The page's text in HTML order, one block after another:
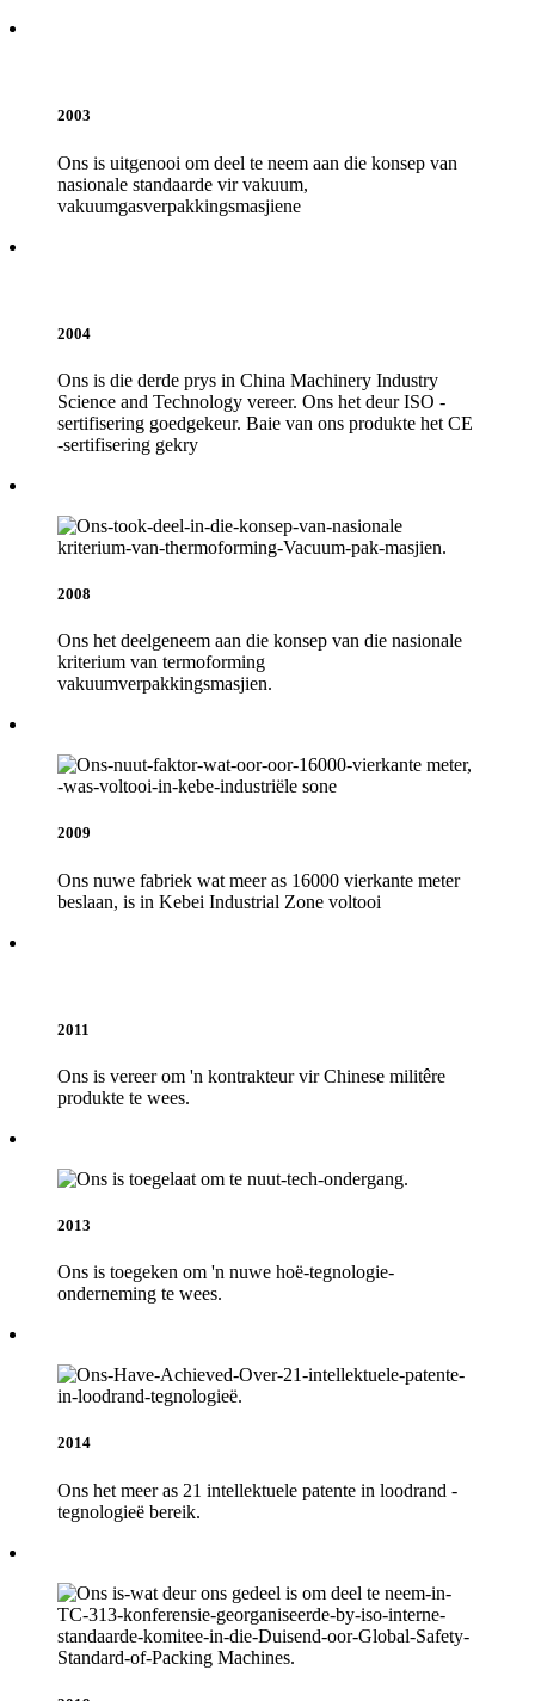
2003
Ons is uitgenooi om deel te neem aan die konsep van
nasionale standaarde vir vakuum,
vakuumgasverpakkingsmasjiene
2004
Ons is die derde prys in China Machinery Industry
Science and Technology vereer. Ons het deur ISO -
sertifisering goedgekeur. Baie van ons produkte het CE
-sertifisering gekry
2008
Ons het deelgeneem aan die konsep van die nasionale
kriterium van termoforming
vakuumverpakkingsmasjien.
2009
Ons nuwe fabriek wat meer as 16000 vierkante meter
beslaan, is in Kebei Industrial Zone voltooi
2011
Ons is vereer om 'n kontrakteur vir Chinese militêre
produkte te wees.
2013
Ons is toegeken om 'n nuwe hoë-tegnologie-
onderneming te wees.
2014
Ons het meer as 21 intellektuele patente in loodrand -
tegnologieë bereik.